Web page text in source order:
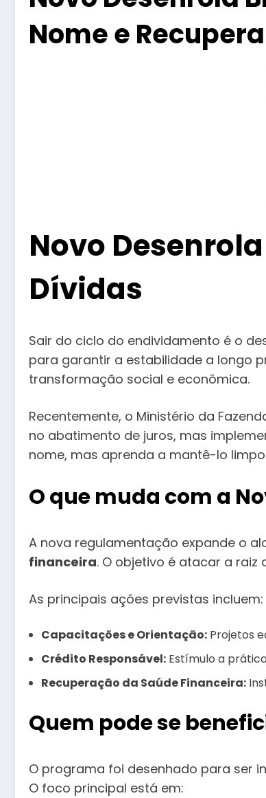
Nome e
Novo
Dívidas
Sair do ciclo do endividamento é o
para garantir a estabilidade a longo
transformação social e econômica.
Recentemente, o Ministério da
no abatimento de juros, mas
nome, mas aprenda a mantê-lo
O que muda com a
A nova regulamentação expande o
financeira. O objetivo é atacar a
As principais ações previstas incluem:
Capacitações e Orientação: Projetos
Crédito Responsável: Estímulo a
Recuperação da Saúde Financeira:
Quem pode se
O programa foi desenhado para ser
O foco principal está em: